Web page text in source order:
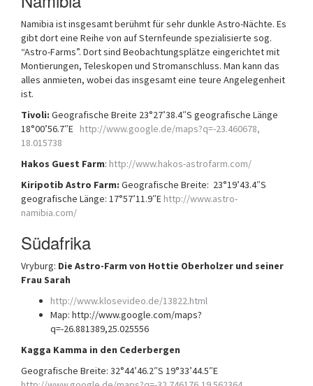
Namibia ist insgesamt berühmt für sehr dunkle Astro-Nächte. Es
gibt dort eine Reihe von auf Sternfeunde spezialisierte sog.
“Astro-Farms”. Dort sind Beobachtungsplätze eingerichtet mit
Montierungen, Teleskopen und Stromanschluss. Man kann das
alles anmieten, wobei das insgesamt eine teure Angelegenheit
ist.
Tivoli: Geografische Breite 23°27’38.4″S geografische Länge
18°00’56.7″E http://www.google.de/maps?q=-23.460678,
18.015738
Hakos Guest Farm: http://www.hakos-astrofarm.com/
Kiripotib Astro Farm: Geografische Breite: 23°19’43.4″S
geografische Länge: 17°57’11.9″E http://www.astro-
namibia.com/
Südafrika
Vryburg: Die Astro-Farm von Hottie Oberholzer und seiner
Frau Sarah
http://www.klosevideo.de/13822.html
Map: http://www.google.com/maps?
q=-26.881389,25.025556
Kagga Kamma in den Cederbergen
Geografische Breite: 32°44’46.2″S 19°33’44.5″E